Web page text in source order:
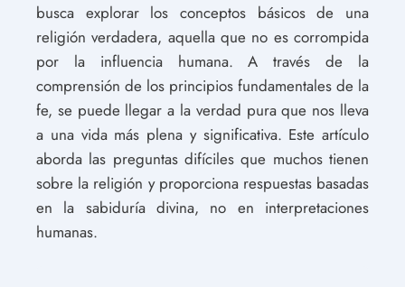
busca explorar los conceptos básicos de una
religión verdadera, aquella que no es corrompida
por la influencia humana. A través de la
comprensión de los principios fundamentales de la
fe, se puede llegar a la verdad pura que nos lleva
a una vida más plena y significativa. Este artículo
aborda las preguntas difíciles que muchos tienen
sobre la religión y proporciona respuestas basadas
en la sabiduría divina, no en interpretaciones
humanas.